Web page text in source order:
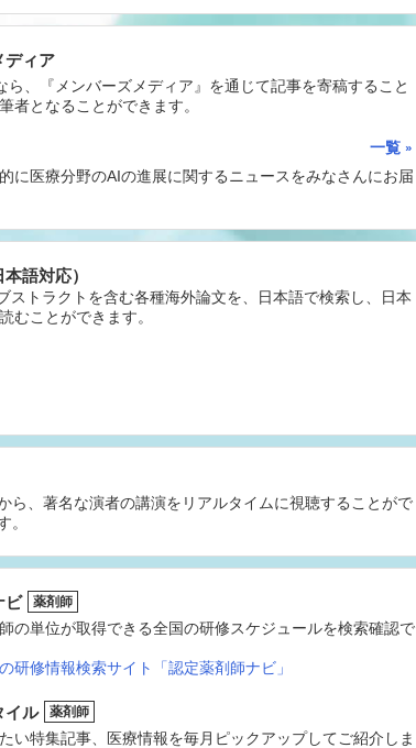
ディア
ら、『メンバーズメディア』を通じて記事を寄稿すること
者となることができます。
一覧
に医療分野のAIの進展に関するニュースをみなさんにお届
語対応）
ストラクトを含む各種海外論文を、日本語で検索し、日本
むことができます。
ら、著名な演者の講演をリアルタイムに視聴することがで
。
ビ 薬剤師
の単位が取得できる全国の研修スケジュールを検索確認で
研修情報検索サイト「認定薬剤師ナビ」
イル 薬剤師
い特集記事、医療情報を毎月ピックアップしてご紹介しま